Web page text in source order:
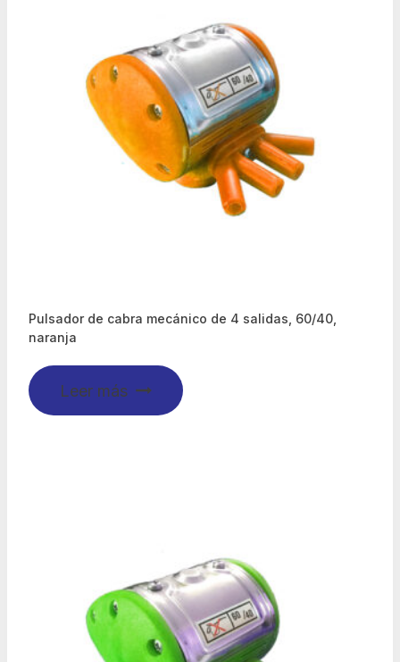
Pulsador de cabra mecánico de 4 salidas, 60/40,
naranja
Leer más